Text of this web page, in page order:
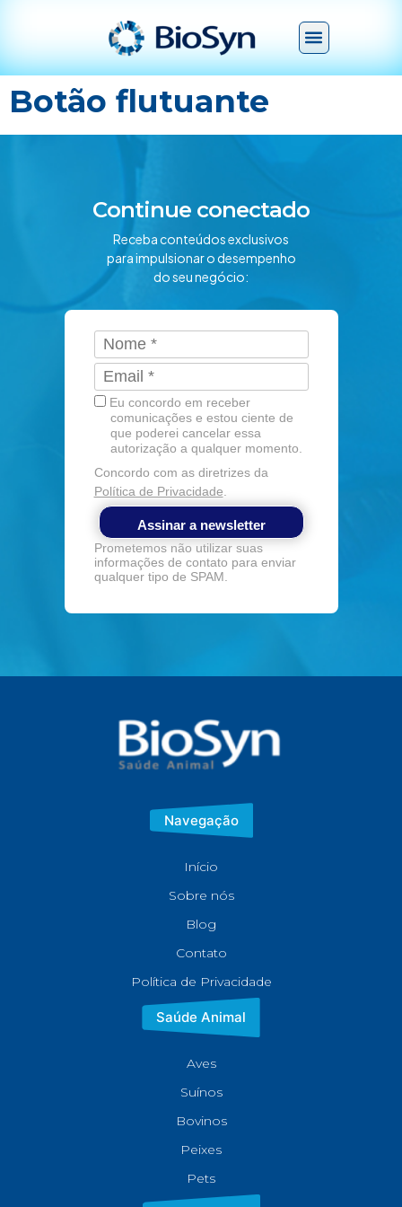
Botão flutuante
Continue conectado
Receba conteúdos exclusivos
para impulsionar o desempenho
do seu negócio:
Eu concordo em receber
comunicações e estou ciente de
que poderei cancelar essa
autorização a qualquer momento.
Concordo com as diretrizes da
Política de Privacidade
Assinar a newsletter
Prometemos não utilizar suas
informações de contato para enviar
qualquer tipo de SPAM.
Navegação
Início
Sobre nós
Blog
Contato
Política de Privacidade
Saúde Animal
Aves
Suínos
Bovinos
Peixes
Pets